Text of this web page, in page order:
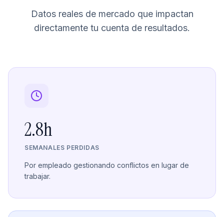
Datos reales de mercado que impactan
directamente tu cuenta de resultados.
2.8h
SEMANALES PERDIDAS
Por empleado gestionando conflictos en lugar de
trabajar.